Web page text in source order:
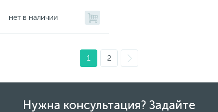
нет в наличии
1 2
Нужна консультация? Задайте